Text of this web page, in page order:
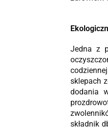
Jedna z
sklepach
dodania
składnik